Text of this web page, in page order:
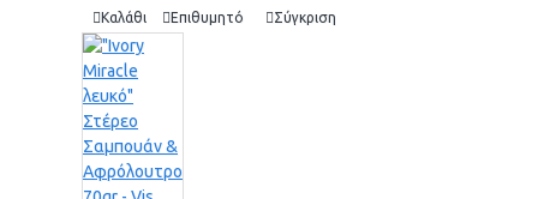
Καλάθι Επιθυμητό Σύγκριση